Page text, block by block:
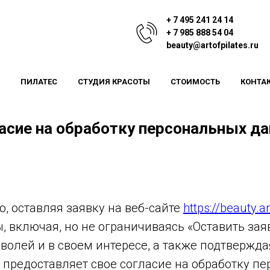
+ 7 495 241 24 14
+ 7 985 888 54 04
beauty@artofpilates.ru
ПИЛАТЕС СТУДИЯ КРАСОТЫ СТОИМОСТЬ
на обработку персональных
оставляя заявку на веб-сайте https://
включая, но не ограничиваясь «Оставить
и в своем интересе, а также
свое согласие на обработку